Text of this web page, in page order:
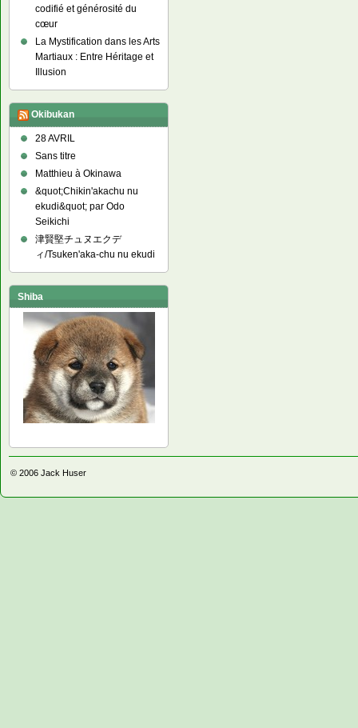
codifié et générosité du
cœur
La Mystification dans les Arts
Martiaux : Entre Héritage et
Illusion
Okibukan
28 AVRIL
Sans titre
Matthieu à Okinawa
&quot;Chikin'akachu nu
ekudi&quot; par Odo
Seikichi
津賢堅チュヌエクデ
ィ/Tsuken'aka-chu nu ekudi
Shiba
© 2006 Jack Huser